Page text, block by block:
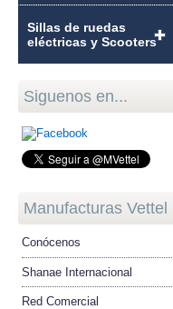
Sillas de ruedas
eléctricas y Scooters
Siguenos en...
Manufacturas Vettel
Conócenos
Shanae Internacional
Red Comercial